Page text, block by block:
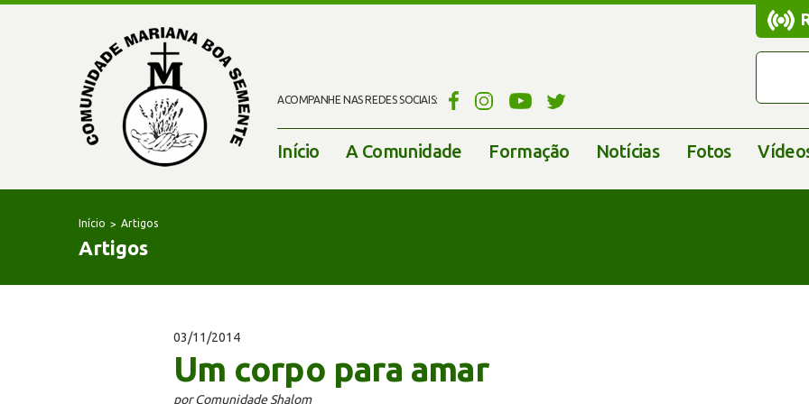
ACOMPANHE NAS REDES SOCIAIS:
Início A Comunidade Formação Notícias Fotos
Início Artigos
Artigos
03/11/2014
Um corpo para amar
por Comunidade Shalom